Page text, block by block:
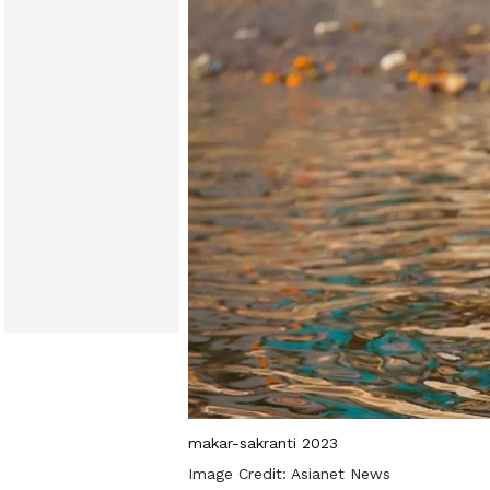
makar-sakranti 2023
Image Credit: Asianet News